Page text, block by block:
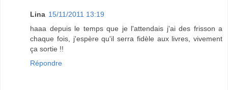
Lina 15/11/2011 13:19
haaa depuis le temps que je l'attendais j'ai des frisson a
chaque fois, j'espère qu'il serra fidèle aux livres, vivement
ça sortie !!
Répondre